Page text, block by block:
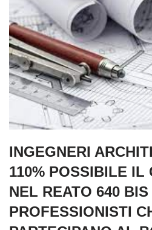
INGEGNERI
110% POSSIBILE IL
NEL REATO 640
PROFESSIONISTI